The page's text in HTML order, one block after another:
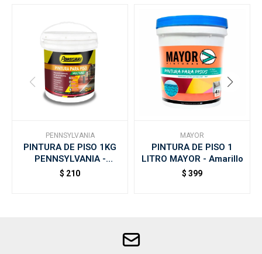
PENNSYLVANIA
PINTURA DE PISO 1KG
PENNSYLVANIA -
Amarillo
$ 210
MAYOR
PINTURA DE PISO 1
LITRO MAYOR - Amarillo
$ 399